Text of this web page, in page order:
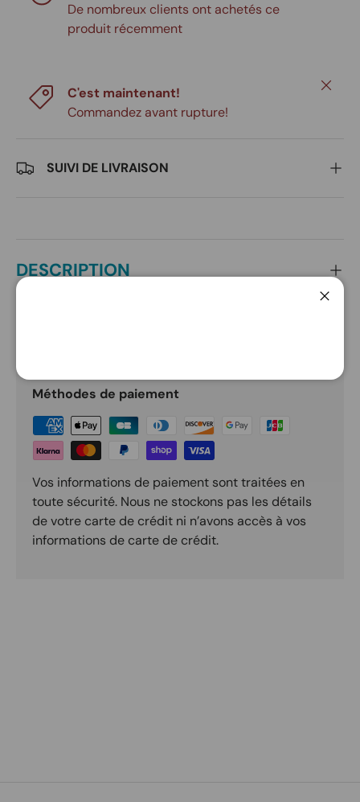
De nombreux clients ont achetés ce
produit récemment
C'est maintenant!
Commandez avant rupture!
Fermer
SUIVI DE LIVRAISON
DESCRIPTION
Méthodes de paiement
Vos informations de paiement sont traitées en
toute sécurité. Nous ne stockons pas les détails
de votre carte de crédit ni n’avons accès à vos
informations de carte de crédit.